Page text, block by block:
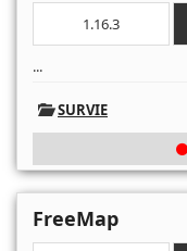
1.16.3
...
SURVIE
FreeMap